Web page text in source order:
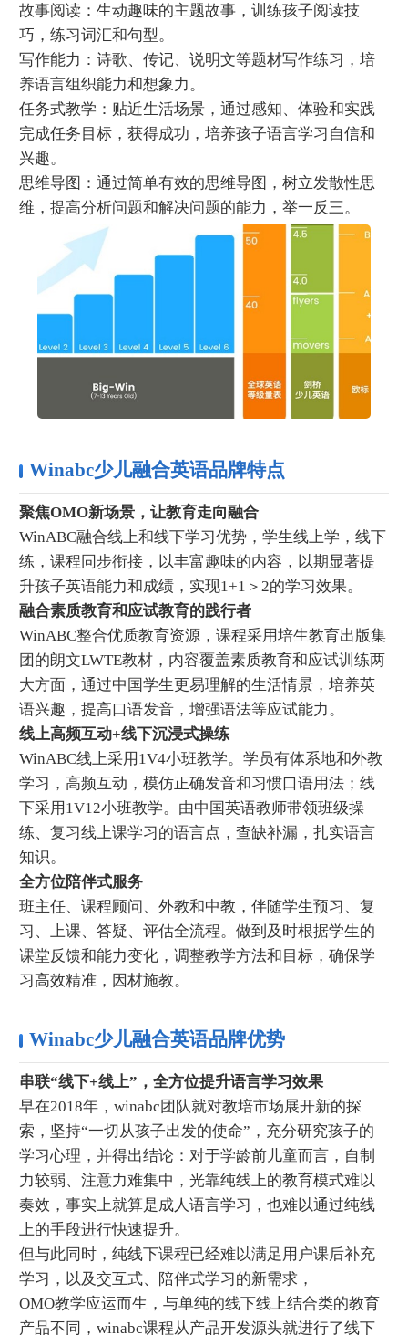
故事阅读：生动趣味的主题故事，训练孩子阅读技
巧，练习词汇和句型。
写作能力：诗歌、传记、说明文等题材写作练习，培
养语言组织能力和想象力。
任务式教学：贴近生活场景，通过感知、体验和实践
完成任务目标，获得成功，培养孩子语言学习自信和
兴趣。
思维导图：通过简单有效的思维导图，树立发散性思
维，提高分析问题和解决问题的能力，举一反三。
Winabc少儿融合英语品牌特点
聚焦OMO新场景，让教育走向融合
WinABC融合线上和线下学习优势，学生线上学，线下
练，课程同步衔接，以丰富趣味的内容，以期显著提
升孩子英语能力和成绩，实现1+1＞2的学习效果。
融合素质教育和应试教育的践行者
WinABC整合优质教育资源，课程采用培生教育出版集
团的朗文LWTE教材，内容覆盖素质教育和应试训练两
大方面，通过中国学生更易理解的生活情景，培养英
语兴趣，提高口语发音，增强语法等应试能力。
线上高频互动+线下沉浸式操练
WinABC线上采用1V4小班教学。学员有体系地和外教
学习，高频互动，模仿正确发音和习惯口语用法；线
下采用1V12小班教学。由中国英语教师带领班级操
练、复习线上课学习的语言点，查缺补漏，扎实语言
知识。
全方位陪伴式服务
班主任、课程顾问、外教和中教，伴随学生预习、复
习、上课、答疑、评估全流程。做到及时根据学生的
课堂反馈和能力变化，调整教学方法和目标，确保学
习高效精准，因材施教。
Winabc少儿融合英语品牌优势
串联“线下+线上”，全方位提升语言学习效果
早在2018年，winabc团队就对教培市场展开新的探
索，坚持“一切从孩子出发的使命”，充分研究孩子的
学习心理，并得出结论：对于学龄前儿童而言，自制
力较弱、注意力难集中，光靠纯线上的教育模式难以
奏效，事实上就算是成人语言学习，也难以通过纯线
上的手段进行快速提升。
但与此同时，纯线下课程已经难以满足用户课后补充
学习，以及交互式、陪伴式学习的新需求，
OMO教学应运而生，与单纯的线下线上结合类的教育
产品不同，winabc课程从产品开发源头就进行了线下